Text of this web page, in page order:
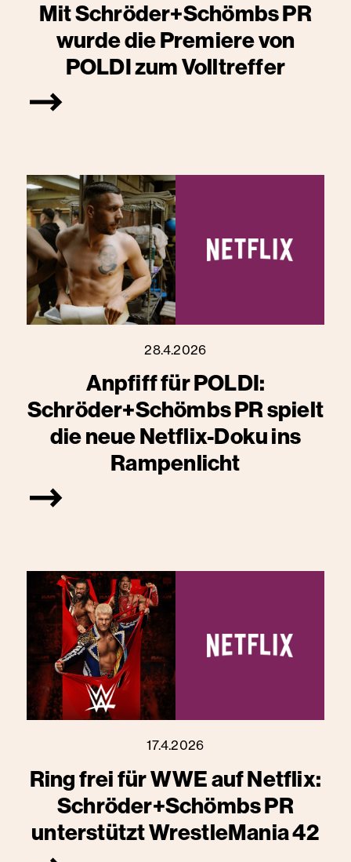
Mit Schröder+Schömbs PR
wurde die Premiere von
POLDI zum Volltreffer
28.4.2026
Anpfiff für POLDI:
Schröder+Schömbs PR spielt
die neue Netflix-Doku ins
Rampenlicht
17.4.2026
Ring frei für WWE auf Netflix:
Schröder+Schömbs PR
unterstützt WrestleMania 42